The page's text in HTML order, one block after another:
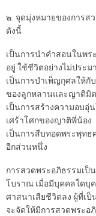
๒. จุดมุ่งหมายของการส
ดังนี้
เป็นการนำคำสอนในพ
อยู่ ใช้ชีวิตอย่างไม่ประม
เป็นการบำเพ็ญกุศลให้กั
ของลูกหลานและญาติมิ
เป็นการสร้างความอบอุ่
เศร้าโศกของญาติพี่น้อง
เป็นการสืบทอดพระพุท
อีกส่วนหนึ่ง
การสวดพระอภิธรรมเป็
โบราณ เมื่อมีบุคคลใดบุ
ศาสนาเสียชีวิตลง ผู้ที่เ
จะจัดให้มีการสวดพระอ